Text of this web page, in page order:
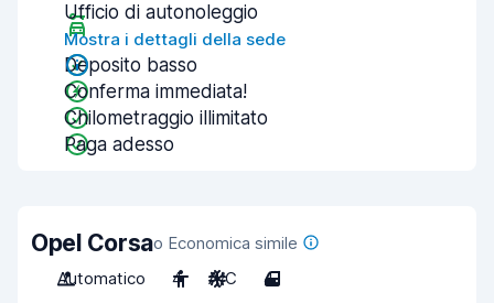
Ufficio di autonoleggio
Mostra i dettagli della sede
Deposito basso
Conferma immediata!
Chilometraggio illimitato
Paga adesso
Opel Corsao Economica simile
Automatico
4 A/C 4